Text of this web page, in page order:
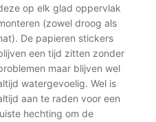
op elk glad oppervlak
(zowel droog als
De papieren stickers
een tijd zitten zonder
maar blijven wel
watergevoelig. Wel is
aan te raden voor een
hechting om de